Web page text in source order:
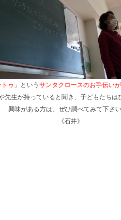
トゥ 」という サンタクロースのお手伝い
先生が持っていると聞き、 子どもたちは
興味がある方は、ぜひ調べてみて下さ
《石井》